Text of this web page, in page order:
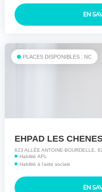
EN
PLACES DISPONIBLES : NC
EHPAD LES
623 ALLÉE ANTOINE-BOURDELLE,
Habilité APL
Habilité à l'aide sociale
EN